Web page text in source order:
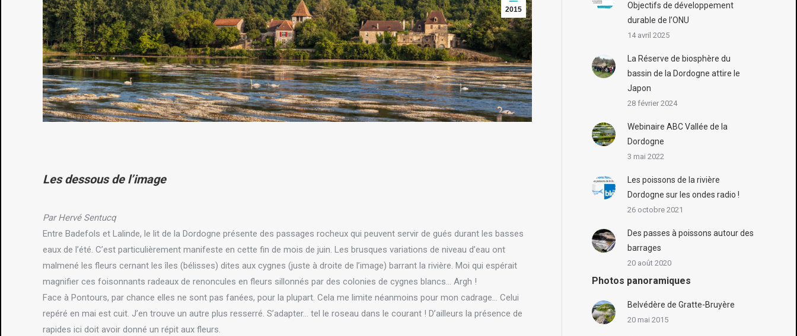
2015
Les dessous de l’image
Par Hervé Sentucq
Entre Badefols et Lalinde, le lit de la Dordogne présente des passages rocheux qui peuvent servir de gués durant les basses
eaux de l’été. C’est particulièrement manifeste en cette fin de mois de juin. Les brusques variations de niveau d’eau ont
malmené les fleurs cernant les îles (bélisses) dites aux cygnes (juste à droite de l’image) barrant la rivière. Moi qui espérait
magnifier ces foisonnants radeaux de renoncules en fleurs sillonnés par des colonies de cygnes blancs… Argh !
Face à Pontours, par chance elles ne sont pas fanées, pour la plupart. Cela me limite néanmoins pour mon cadrage… Celui
repéré en mai est cuit. J’en trouve un autre plus resserré. S’adapter… tel le roseau dans le courant ! D’ailleurs la présence de
rapides ici doit avoir donné un répit aux fleurs.
Objectifs de développement
durable de l’ONU
14 avril 2025
La Réserve de biosphère du
bassin de la Dordogne attire le
Japon
28 février 2024
Webinaire ABC Vallée de la
Dordogne
3 mai 2022
Les poissons de la rivière
Dordogne sur les ondes radio !
26 octobre 2021
Des passes à poissons autour des
barrages
20 août 2020
Photos panoramiques
Belvédère de Gratte-Bruyère
20 mai 2015